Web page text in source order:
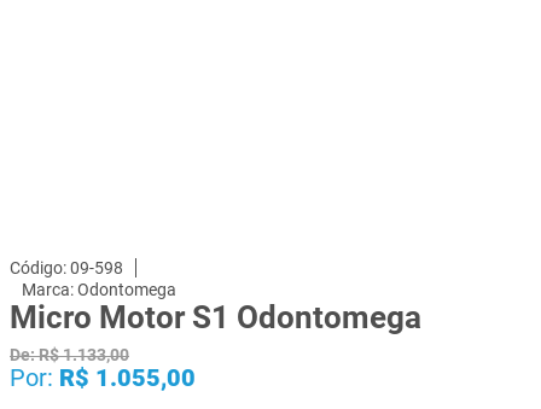
09-598
Odontomega
Micro Motor S1 Odontomega
De:R$1.133,00
Por: R$ 1.055,00